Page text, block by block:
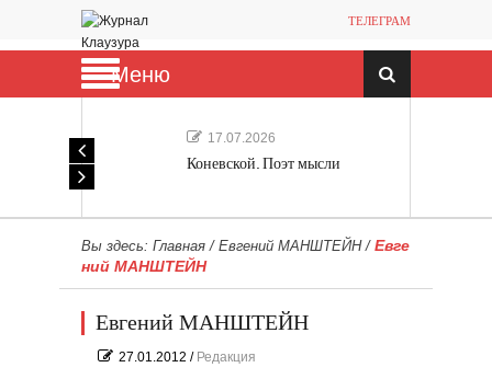
ТЕЛЕГРАМ
Меню
17.07.2026
Коневской. Поэт мысли
Вы здесь: Главная / Евгений МАНШТЕЙН/ Евге
ний МАНШТЕЙН
Евгений МАНШТЕЙН
27.01.2012 / Редакция